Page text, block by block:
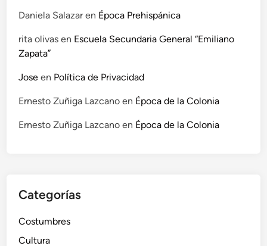
Daniela Salazaren Época Prehispánica
rita olivas en Escuela Secundaria General “Emiliano
Zapata”
Jose en Política de Privacidad
Ernesto Zuñiga Lazcano en Época de la Colonia
Ernesto Zuñiga Lazcano en Época de la Colonia
Categorías
Costumbres
Cultura